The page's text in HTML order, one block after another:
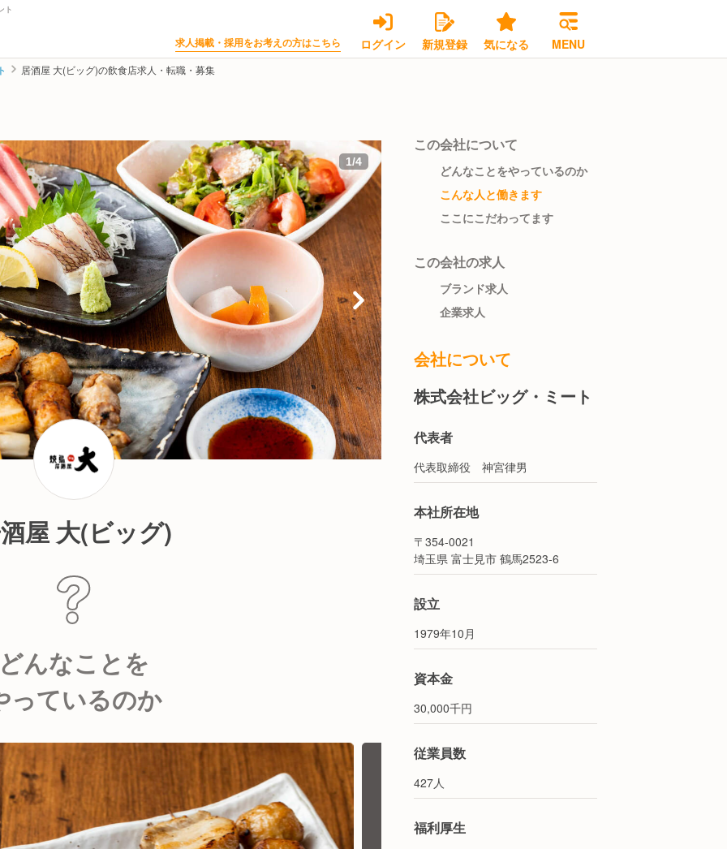
ト
求人掲載・採用をお考えの方はこちら ログイン 新規登録 気になる MENU
居酒屋 大(ビッグ)の飲食店求人・転職・募集
1/4
屋 大(ビッグ)
んなことを
っているのか
この会社について
どんなことをやっているのか
こんな人と働きます
ここにこだわってます
この会社の求人
ブランド求人
企業求人
会社について
株式会社ビッグ・ミート
代表者
代表取締役 神宮律男
本社所在地
〒354-0021
埼玉県 富士見市 鶴馬2523-6
設立
1979年10月
資本金
30,000千円
従業員数
427人
福利厚生